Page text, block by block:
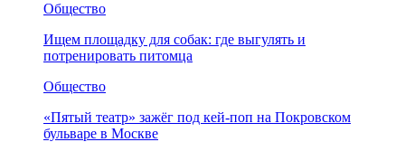
Общество
Ищем площадку для собак: где выгулять и
потренировать питомца
Общество
«Пятый театр» зажёг под кей-поп на Покровском
бульваре в Москве